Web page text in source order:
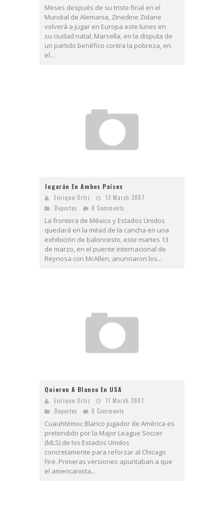
Meses después de su triste final en el
Mundial de Alemania, Zinedine Zidane
volverá a jugar en Europa este lunes en
su ciudad natal, Marsella, en la disputa de
un partido benéfico contra la pobreza, en
el...
Jugarán En Ambos Países
Enrique Ortiz
13 March 2007
Deportes
0 Comments
La frontera de México y Estados Unidos
quedará en la mitad de la cancha en una
exhibición de baloncesto, este martes 13
de marzo, en el puente internacional de
Reynosa con McAllen, anunciaron los...
Quieren A Blanco En USA
Enrique Ortiz
11 March 2007
Deportes
0 Comments
Cuauhtémoc Blanco jugador de América es
pretendido por la Major League Soccer
(MLS) de los Estados Unidos
concretamente para reforzar al Chicago
Fire. Primeras versiones apuntaban a que
el americanista...